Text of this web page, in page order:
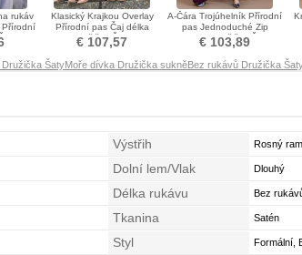
rukáv
Přírodní
Klasický Krajkou Overlay
Přírodní pas Čaj délka
Družička Šaty
€ 107,57
A-Čára Trojúhelník Přírodní
pas Jednoduché Zip
nahoru Družička Šaty
€ 103,89
ŠatyMoře dívka Družička sukněBez rukávů Družička
Výstřih Rosný
Dolní lem/Vlak Dlouhý
Délka rukávu Bez
Tkanina Satén
Styl Formální,